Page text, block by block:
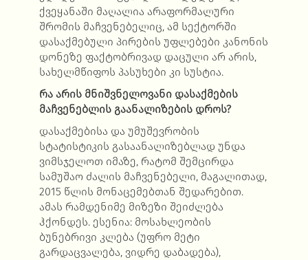
ქვეყანაში მაღალია არაფორმალური
შრომის მაჩვენებელიც, ამ სექტორში
დასაქმებული პირების უფლებები კანონის
დონეზე ფაქტობრივად დაცული არ არის,
სახელმწიფოს პასუხები კი სუსტია.
რა არის მნიშვნელოვანი დასაქმების
მაჩვენებლის გაანალიზების დროს?
დასაქმებისა და უმუშევრობის
სტატისტიკის გასაანალიზებლად უნდა
ვიმსჯელოთ იმაზე, რატომ შემცირდა
სამუშაო ძალის მაჩვენებელი, მაგალითად,
2015 წლის მონაცემებთან შედარებით.
ამას რამდენიმე მიზეზი შეიძლება
ჰქონდეს. ესენია: მოსახლეობის
ბუნებრივი კლება (უფრო მეტი
გარდაცვალება, ვიდრე დაბადება),